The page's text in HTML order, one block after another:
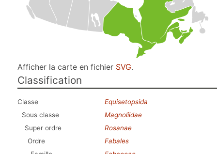
Afficher la carte en fichier SVG.
Classification
Classe
Equisetopsida
Sous classe
Magnoliidae
Super ordre
Rosanae
Ordre
Fabales